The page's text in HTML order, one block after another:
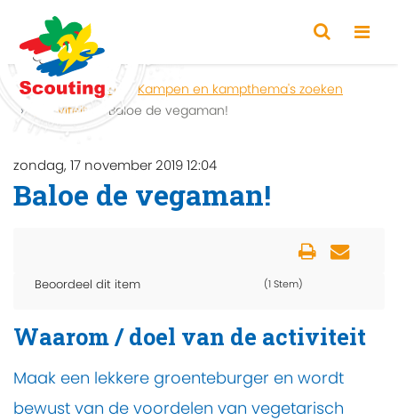
Home Zoeken
Kampen en kampthema's zoeken
Activiteit
Baloe de vegaman!
zondag, 17 november 2019 12:04
Baloe de vegaman!
Beoordeel dit item (1 Stem)
Waarom / doel van de activiteit
Maak een lekkere groenteburger en wordt
bewust van de voordelen van vegetarisch